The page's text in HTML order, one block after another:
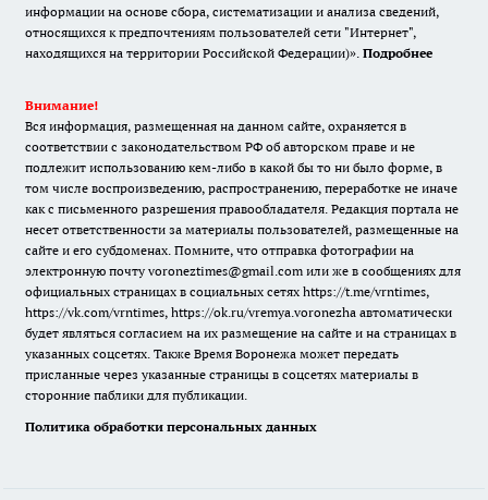
информации на основе сбора, систематизации и анализа сведений,
относящихся к предпочтениям пользователей сети "Интернет",
находящихся на территории Российской Федерации)». Подробнее
Внимание!
Вся информация, размещенная на данном сайте, охраняется в
соответствии с законодательством РФ об авторском праве и не
подлежит использованию кем-либо в какой бы то ни было форме, в
том числе воспроизведению, распространению, переработке не иначе
как с письменного разрешения правообладателя. Редакция портала не
несет ответственности за материалы пользователей, размещенные на
сайте и его субдоменах. Помните, что отправка фотографии на
электронную почту voroneztimes@gmail.com или же в сообщениях для
официальных страницах в социальных сетях https://t.me/vrntimes,
https://vk.com/vrntimes, https://ok.ru/vremya.voronezha автоматически
будет являться согласием на их размещение на сайте и на страницах в
указанных соцсетях. Также Время Воронежа может передать
присланные через указанные страницы в соцсетях материалы в
сторонние паблики для публикации.
Политика обработки персональных данных